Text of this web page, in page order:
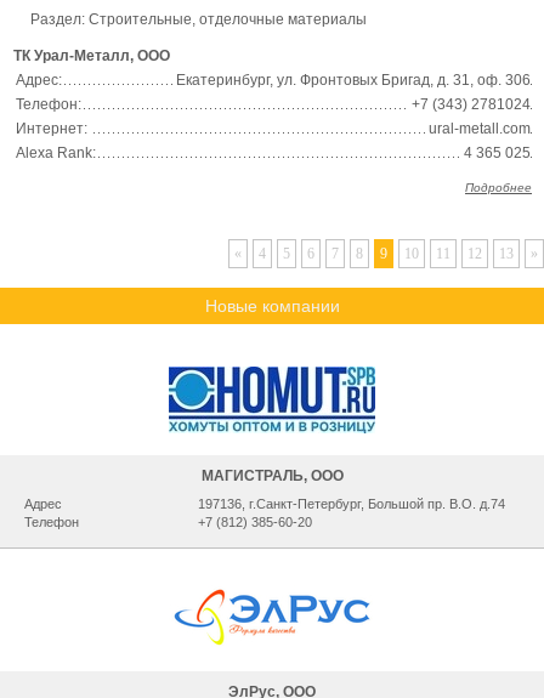
Раздел: Строительные, отделочные материалы
ТК Урал-Металл, ООО
Адрес:
Екатеринбург, ул. Фронтовых Бригад, д. 31, оф. 306
Телефон:
+7 (343) 2781024
Интернет:
ural-metall.com
Alexa Rank:
4 365 025
Подробнее
« 4 5 6 7 8 9 10 11 12 13 »
Новые компании
МАГИСТРАЛЬ, ООО
Адрес
197136, г.Санкт-Петербург, Большой пр. В.О. д.74
Телефон
+7 (812) 385-60-20
ЭлРус, ООО